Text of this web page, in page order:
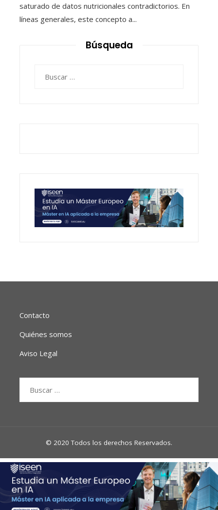
saturado de datos nutricionales contradictorios. En
líneas generales, este concepto a...
Búsqueda
Contacto
Quiénes somos
Aviso Legal
© 2020 Todos los derechos Reservados.